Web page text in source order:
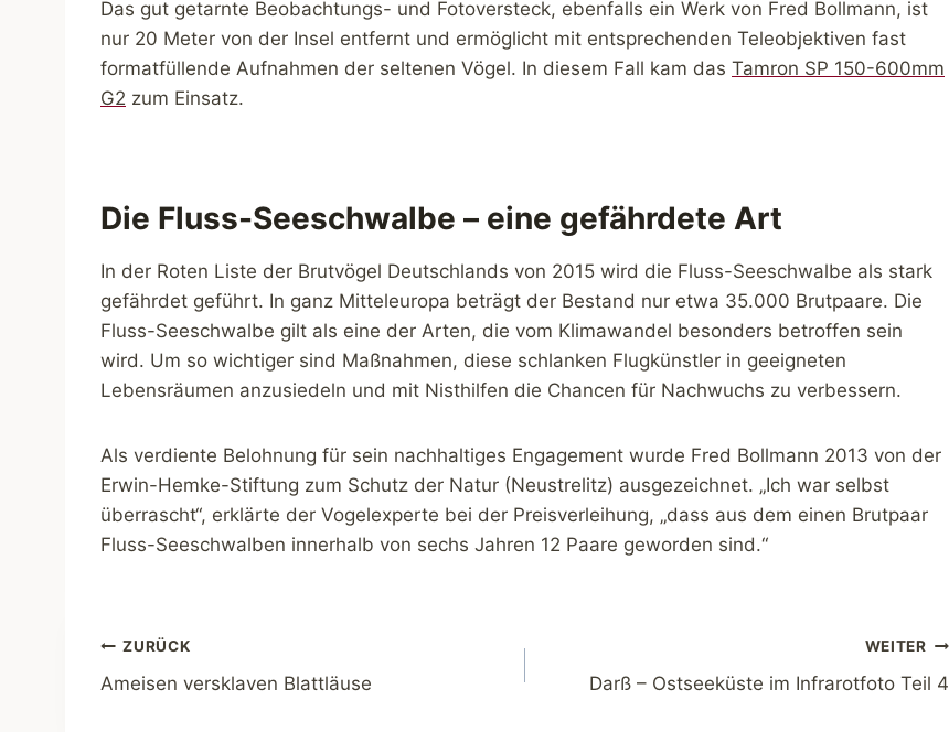
Das gut getarnte Beobachtungs- und Fotoversteck, ebenfalls ein Werk von Fred Bollmann, ist
nur 20 Meter von der Insel entfernt und ermöglicht mit entsprechenden Teleobjektiven fast
formatfüllende Aufnahmen der seltenen Vögel. In diesem Fall kam das Tamron SP 150-600mm
G2 zum Einsatz.
Die Fluss-Seeschwalbe – eine gefährdete Art
In der Roten Liste der Brutvögel Deutschlands von 2015 wird die Fluss-Seeschwalbe als stark
gefährdet geführt. In ganz Mitteleuropa beträgt der Bestand nur etwa 35.000 Brutpaare. Die
Fluss-Seeschwalbe gilt als eine der Arten, die vom Klimawandel besonders betroffen sein
wird. Um so wichtiger sind Maßnahmen, diese schlanken Flugkünstler in geeigneten
Lebensräumen anzusiedeln und mit Nisthilfen die Chancen für Nachwuchs zu verbessern.
Als verdiente Belohnung für sein nachhaltiges Engagement wurde Fred Bollmann 2013 von der
Erwin-Hemke-Stiftung zum Schutz der Natur (Neustrelitz) ausgezeichnet. „Ich war selbst
überrascht“, erklärte der Vogelexperte bei der Preisverleihung, „dass aus dem einen Brutpaar
Fluss-Seeschwalben innerhalb von sechs Jahren 12 Paare geworden sind.“
Beitragsnavigation
ZURÜCK
Ameisen versklaven Blattläuse
WEITER
Darß – Ostseeküste im Infrarotfoto Teil 4